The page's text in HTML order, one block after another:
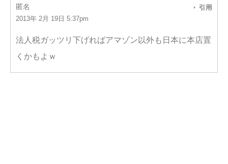
匿名
2013年 2月 19日 5:37pm
引用
法人税ガッツリ下げればアマゾン以外も日本に本店置
くかもよｗ